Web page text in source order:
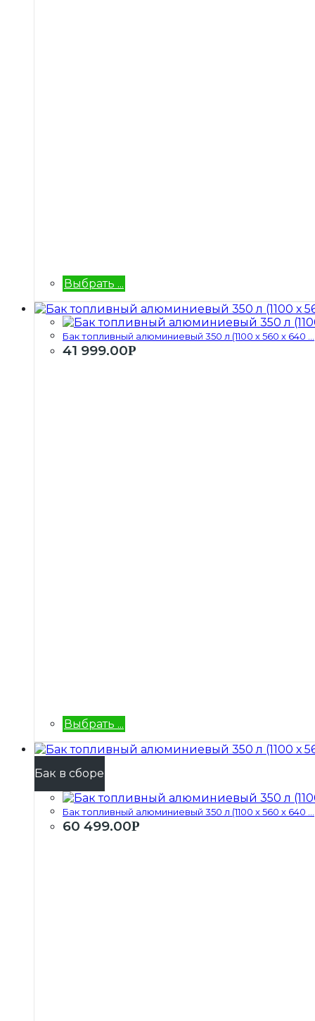
Выбрать ...
Бак топливный алюминиевый 350 л (1100 х 560 х 640 ...
41 999.00Р
Выбрать ...
Бак в сборе
Бак топливный алюминиевый 350 л (1100 х 560 х 640 ...
60 499.00Р